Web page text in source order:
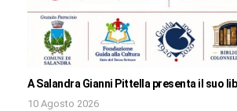
A Salandra Gianni Pittella presenta il suo
10 Agosto 2026